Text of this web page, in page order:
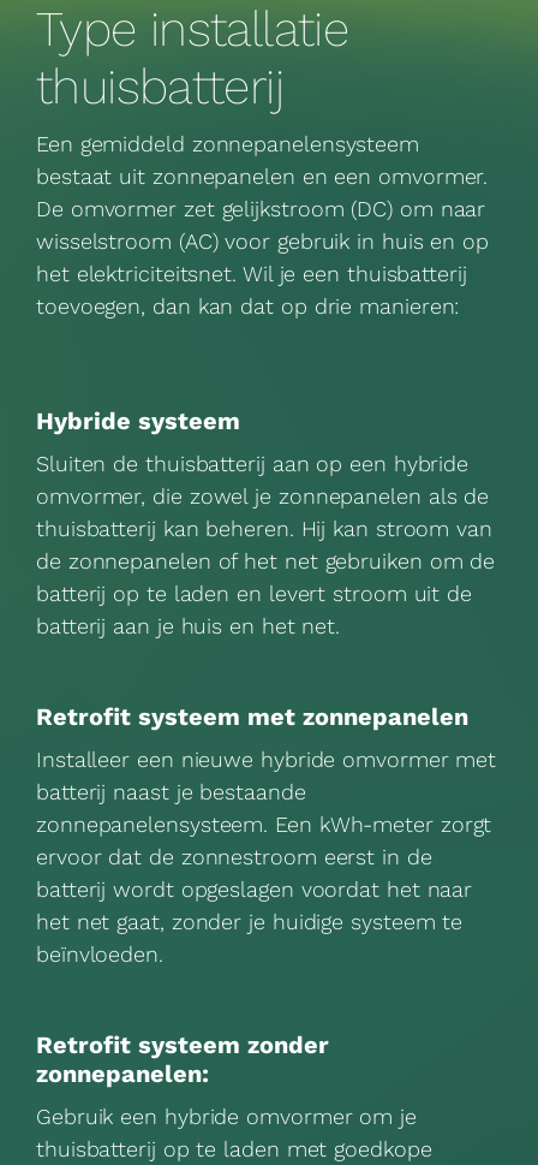
Type installatie
thuisbatterij
Een gemiddeld zonnepanelensysteem
bestaat uit zonnepanelen en een omvormer.
De omvormer zet gelijkstroom (DC) om naar
wisselstroom (AC) voor gebruik in huis en op
het elektriciteitsnet. Wil je een thuisbatterij
toevoegen, dan kan dat op drie manieren:
Hybride systeem
Sluiten de thuisbatterij aan op een hybride
omvormer, die zowel je zonnepanelen als de
thuisbatterij kan beheren. Hij kan stroom van
de zonnepanelen of het net gebruiken om de
batterij op te laden en levert stroom uit de
batterij aan je huis en het net.
Retrofit systeem met zonnepanelen
Installeer een nieuwe hybride omvormer met
batterij naast je bestaande
zonnepanelensysteem. Een kWh-meter zorgt
ervoor dat de zonnestroom eerst in de
batterij wordt opgeslagen voordat het naar
het net gaat, zonder je huidige systeem te
beïnvloeden.
Retrofit systeem zonder
zonnepanelen:
Gebruik een hybride omvormer om je
thuisbatterij op te laden met goedkope